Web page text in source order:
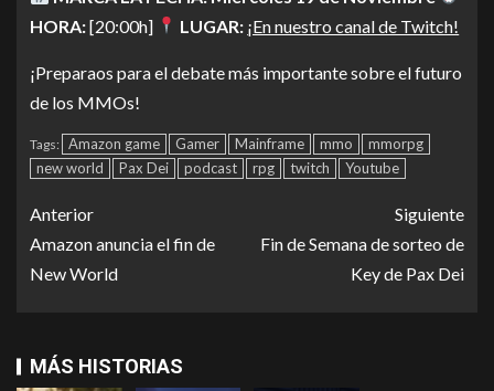
HORA:[20:00h] LUGAR: ¡En nuestro canal de Twitch!
¡Preparaos para el debate más importante sobre el futuro
de los MMOs!
Tags: Amazon game Gamer Mainframe mmo
mmorpg
new world
Pax Dei podcast rpg twitch Youtube
Anterior
Amazon anuncia el fin de
New World
Siguiente
Fin de Semana de sorteo de
Key de Pax Dei
MÁS HISTORIAS